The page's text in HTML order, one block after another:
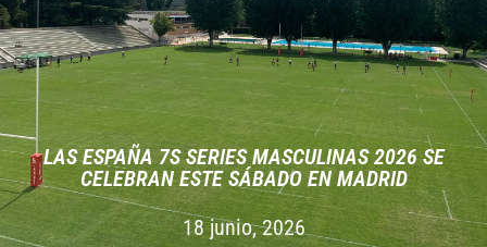
LAS ESPAÑA 7S SERIES MASCULINAS 2026 SE
CELEBRAN ESTE SÁBADO EN MADRID
18 junio, 2026